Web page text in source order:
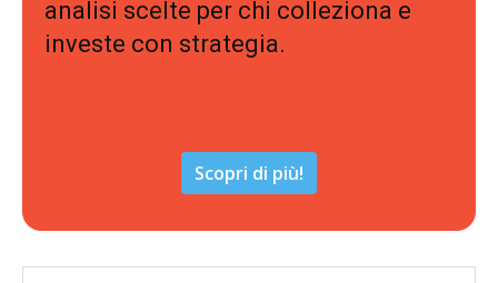
analisi scelte per chi colleziona e
investe con strategia.
Scopri di più!